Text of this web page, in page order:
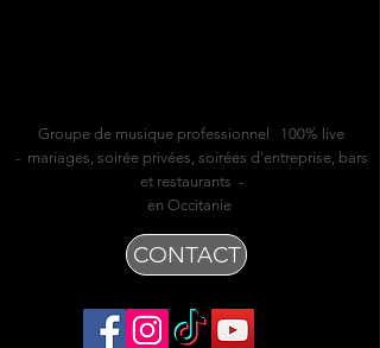
Groupe de musique professionnel 100% live
- mariages, soirée privées, soirées d'entreprise, bars
et restaurants -
en Occitanie
CONTACT